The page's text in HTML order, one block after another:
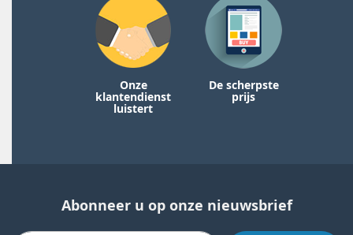
Onze
klantendienst
luistert
De scherpste
prijs
Abonneer u op onze nieuwsbrief